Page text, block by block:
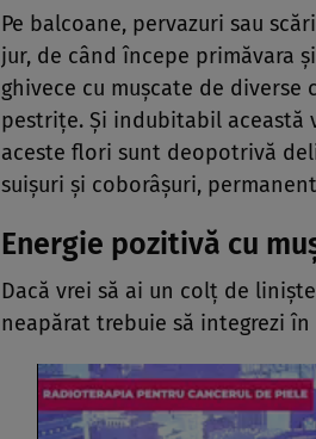
Pe balcoane, pervazuri sau
jur, de când începe primăvara
ghivece cu mușcate de
pestrițe. Și indubitabil această
aceste flori sunt deopotrivă
suișuri și coborâșuri,
Energie pozitivă cu
Dacă vrei să ai un colț de
neapărat trebuie să integrezi